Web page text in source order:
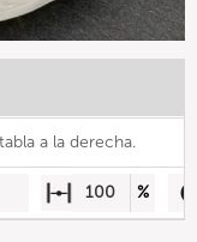
a la derecha.
100 %